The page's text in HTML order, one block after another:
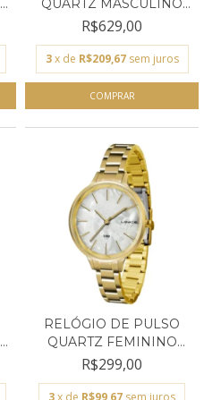
QUARTZ MASCULINO
ORIENT...
R$629,00
3 x de R$209,67 sem juros
RELÓGIO DE PULSO
QUARTZ FEMININO
LINCE L...
R$299,00
3x de R$99,67 sem juros